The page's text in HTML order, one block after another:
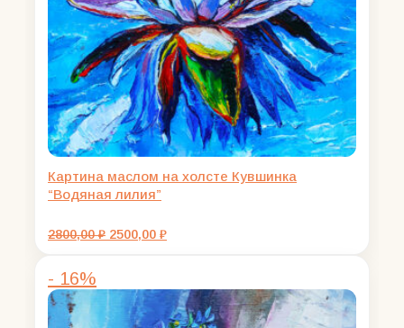
Картина маслом на холсте Кувшинка
“Водяная лилия”
2800,00₽ Первоначальная
2500,00 ₽Текущая
- 16%